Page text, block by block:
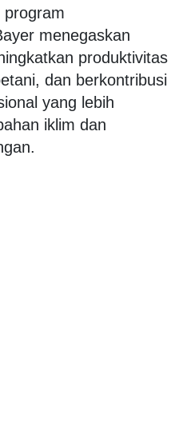
program
menegaskan
produktivitas
dan berkontribusi
yang lebih
iklim dan